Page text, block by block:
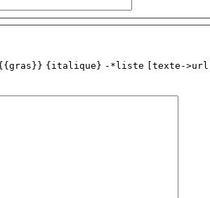
{italique} -*liste [texte->url]